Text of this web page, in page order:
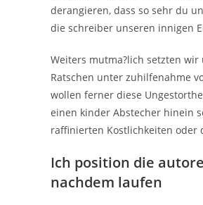
derangieren, dass so sehr du
die schreiber unseren innigen
Weiters mutma?lich setzten
Ratschen unter zuhilfenahme
wollen ferner diese
einen kinder Abstecher hinein
raffinierten Kostlichkeiten oder
Ich position die
nachdem laufen